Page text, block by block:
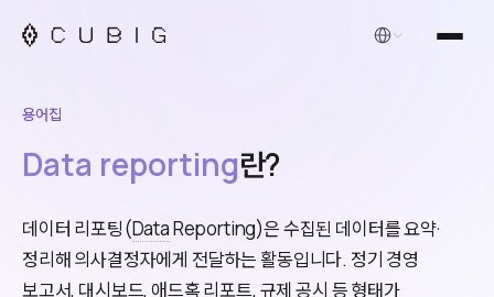
한국어
용어집
Data reporting란?
데이터 리포팅(DataReporting)은 수집된 데이터를 요약·
정리해 의사결정자에게 전달하는 활동입니다. 정기 경영
보고서, 대시보드, 애드혹 리포트, 규제 공시 등 형태가